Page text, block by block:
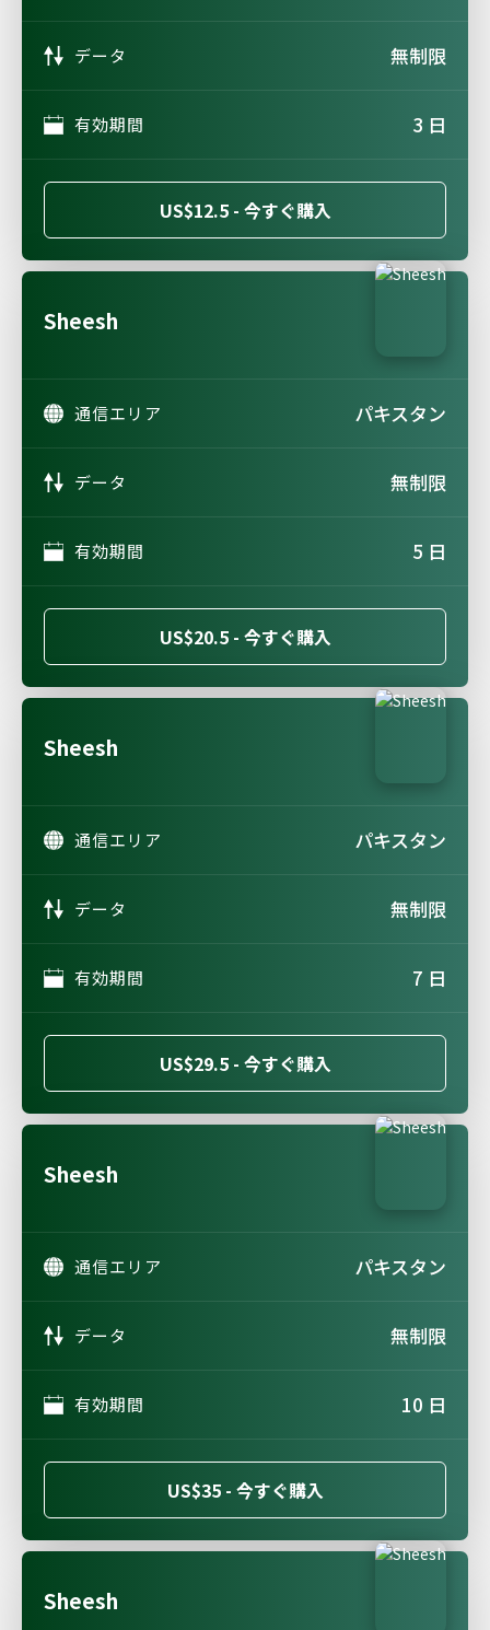
データ 無制限
有効期間 3 日
US$12.5 - 今すぐ購入
Sheesh
通信エリア パキスタン
データ 無制限
有効期間 5 日
US$20.5 - 今すぐ購入
Sheesh
通信エリア パキスタン
データ 無制限
有効期間 7 日
US$29.5 - 今すぐ購入
Sheesh
通信エリア パキスタン
データ 無制限
有効期間 10 日
US$35 - 今すぐ購入
Sheesh